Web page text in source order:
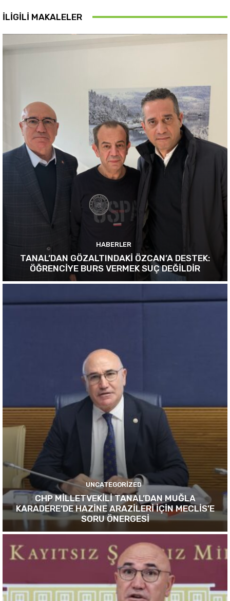
İLIGILI MAKALELER
HABERLER
TANAL’DAN GÖZALTINDAKİ ÖZCAN’A DESTEK:
ÖĞRENCİYE BURS VERMEK SUÇ DEĞİLDİR
UNCATEGORIZED
CHP MİLLETVEKİLİ TANAL’DAN MUĞLA
KARADERE’DE HAZİNE ARAZİLERİ İÇİN MECLİS’E
SORU ÖNERGESİ